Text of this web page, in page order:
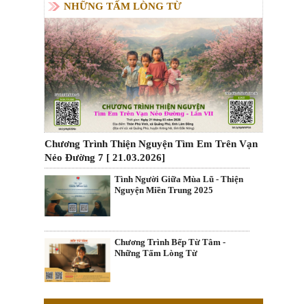
NHỮNG TẤM LÒNG TỪ
Chương Trình Thiện Nguyện Tìm Em Trên Vạn
Nẻo Đường 7 [ 21.03.2026]
Tình Người Giữa Mùa Lũ - Thiện
Nguyện Miền Trung 2025
Chương Trình Bếp Từ Tâm -
Những Tấm Lòng Từ